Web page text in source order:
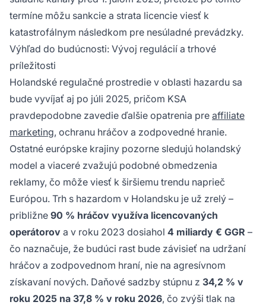
termíne môžu sankcie a strata licencie viesť k
katastrofálnym následkom pre nesúladné prevádzky.
Výhľad do budúcnosti: Vývoj regulácií a trhové
príležitosti
Holandské regulačné prostredie v oblasti hazardu sa
bude vyvíjať aj po júli 2025, pričom KSA
pravdepodobne zavedie ďalšie opatrenia pre affiliate
marketing, ochranu hráčov a zodpovedné hranie.
Ostatné európske krajiny pozorne sledujú holandský
model a viaceré zvažujú podobné obmedzenia
reklamy, čo môže viesť k širšiemu trendu naprieč
Európou. Trh s hazardom v Holandsku je už zrelý –
približne 90 % hráčov využíva licencovaných
operátorov a v roku 2023 dosiahol 4 miliardy € GGR –
čo naznačuje, že budúci rast bude závisieť na udržaní
hráčov a zodpovednom hraní, nie na agresívnom
získavaní nových. Daňové sadzby stúpnu z 34,2 % v
roku 2025 na 37,8 % v roku 2026, čo zvýši tlak na